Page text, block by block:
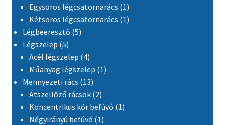
Egysoros légcsatornarács 11 termék
Kétsoros légcsatornarács 11 termék
Légbeeresztő 55 termék
Légszelep 55 termék
Acél légszelep 44 termék
Műanyag légszelep 11 termék
Mennyezeti rács 1313 termék
Átszellőző rácsok 22 termék
Koncentrikus kör befúvó 11 termék
Négyirányú befúvó 11 termék